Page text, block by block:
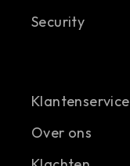
Security
Klantenservice
Over ons